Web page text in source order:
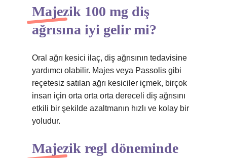
Majezik 100 mg diş
ağrısına iyi gelir mi?
Oral ağrı kesici ilaç, diş ağrısının tedavisine
yardımcı olabilir. Majes veya Passolis gibi
reçetesiz satılan ağrı kesiciler içmek, birçok
insan için orta orta orta dereceli diş ağrısını
etkili bir şekilde azaltmanın hızlı ve kolay bir
yoludur.
Majezik regl döneminde